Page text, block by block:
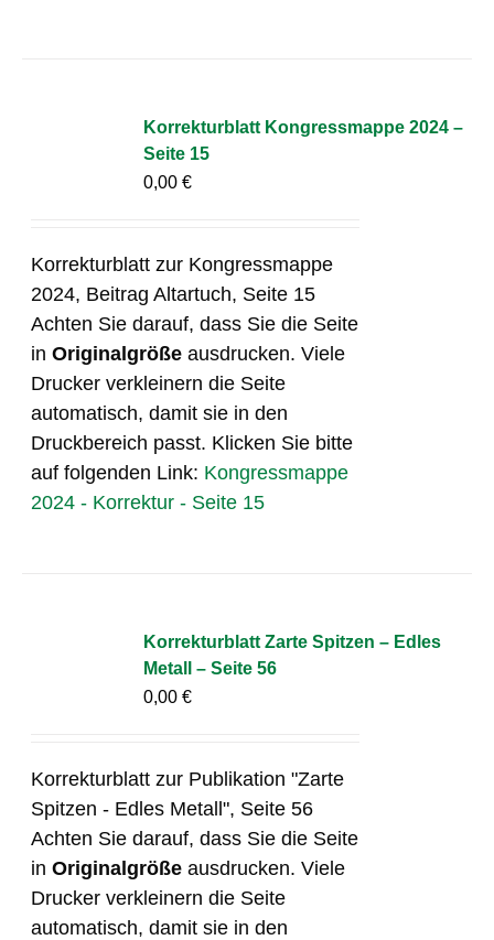
Korrekturblatt Kongressmappe 2024 –
Seite 15
0,00€
Korrekturblatt zur Kongressmappe
2024, Beitrag Altartuch, Seite 15
Achten Sie darauf, dass Sie die Seite
inOriginalgröße ausdrucken. Viele
Drucker verkleinern die Seite
automatisch, damit sie in den
Druckbereich passt. Klicken Sie bitte
auf folgenden Link: Kongressmappe
2024 - Korrektur - Seite 15
Korrekturblatt Zarte Spitzen – Edles
Metall – Seite 56
0,00€
Korrekturblatt zur Publikation "Zarte
Spitzen - Edles Metall", Seite 56
Achten Sie darauf, dass Sie die Seite
inOriginalgröße ausdrucken. Viele
Drucker verkleinern die Seite
automatisch, damit sie in den